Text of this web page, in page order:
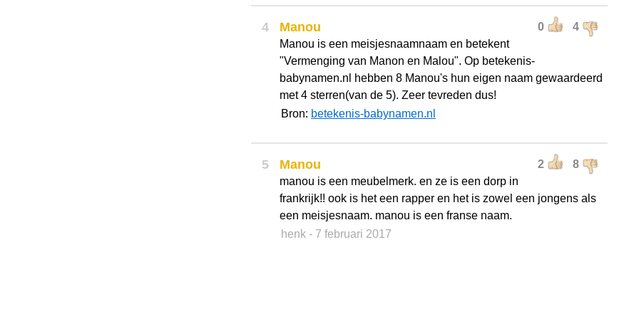
4 0 4
Manou
Manou is een meisjesnaamnaam en betekent
"Vermenging van Manon en Malou". Op betekenis-
babynamen.nl hebben 8 Manou's hun eigen naam gewaardeerd
met 4 sterren(van de 5). Zeer tevreden dus!
Bron: betekenis-babynamen.nl
5 2 8
Manou
manou is een meubelmerk. en ze is een dorp in
frankrijk!! ook is het een rapper en het is zowel een jongens als
een meisjesnaam. manou is een franse naam.
henk - 7 februari 2017